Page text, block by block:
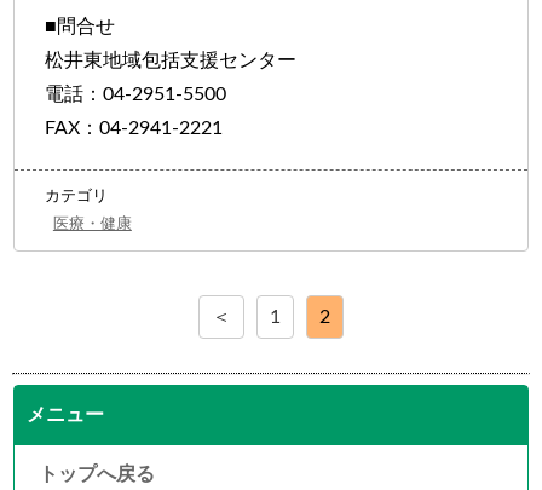
■問合せ
松井東地域包括支援センター
電話：04-2951-5500
FAX：04-2941-2221
カテゴリ
医療・健康
＜ 1 2
メニュー
トップへ戻る